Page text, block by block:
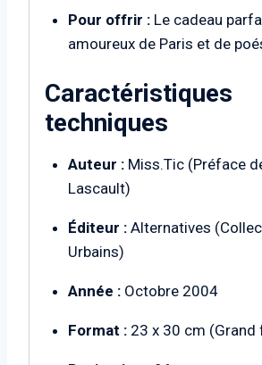
Pour offrir :Le cadeau
amoureux de Paris et de
Caractéristiques
techniques
Auteur :Miss.Tic (Préface
Lascault)
Éditeur :Alternatives
Urbains)
Année :Octobre 2004
Format :23 x 30 cm (Grand